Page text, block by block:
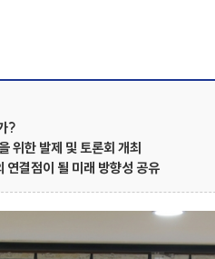
?
위한 발제 및 토론회 개최
결점이 될 미래 방향성 공유